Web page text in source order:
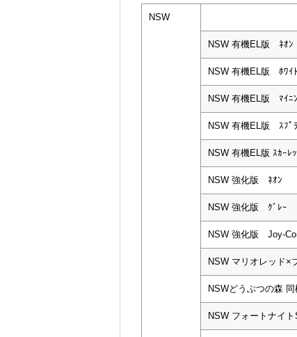
NSW
NSW 有機EL版 ﾈｵﾝ
NSW 有機EL版 ﾎﾜｲﾄ
NSW 有機EL版 ﾏｲﾆ
NSW 有機EL版 ｽﾌﾟ
NSW 有機EL版 ｽｶｰﾚ
NSW 強化版 ﾈｵﾝ
NSW 強化版 ｸﾞﾚｰ
NSW 強化版 Joy-
NSW マリオレッド×
NSWどうぶつの森 同
NSW フォートナイ